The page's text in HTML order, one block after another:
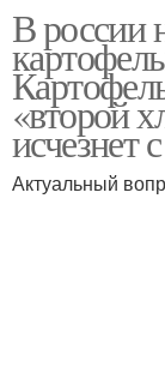
В россии
«второй
исчезнет
Актуальный